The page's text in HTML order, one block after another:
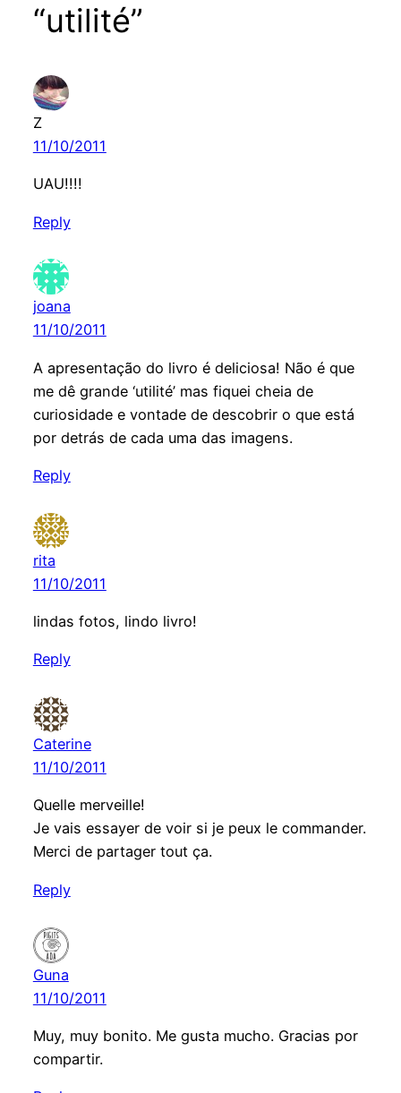
“utilité”
Z
11/10/2011
UAU!!!!
Reply
joana
11/10/2011
A apresentação do livro é deliciosa! Não é que
me dê grande ‘utilité’ mas fiquei cheia de
curiosidade e vontade de descobrir o que está
por detrás de cada uma das imagens.
Reply
rita
11/10/2011
lindas fotos, lindo livro!
Reply
Caterine
11/10/2011
Quelle merveille!
Je vais essayer de voir si je peux le commander.
Merci de partager tout ça.
Reply
Guna
11/10/2011
Muy, muy bonito. Me gusta mucho. Gracias por
compartir.